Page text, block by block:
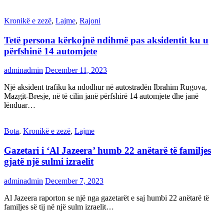
Kronikë e zezë, Lajme, Rajoni
Tetë persona kërkojnë ndihmë pas aksidentit ku u
përfshinë 14 automjete
adminadmin December 11, 2023
Një aksident trafiku ka ndodhur në autostradën Ibrahim Rugova,
Mazgit-Bresje, në të cilin janë përfshirë 14 automjete dhe janë
lënduar…
Bota, Kronikë e zezë, Lajme
Gazetari i ‘Al Jazeera’ humb 22 anëtarë të familjes
gjatë një sulmi izraelit
adminadmin December 7, 2023
Al Jazeera raporton se një nga gazetarët e saj humbi 22 anëtarë të
familjes së tij në një sulm izraelit…